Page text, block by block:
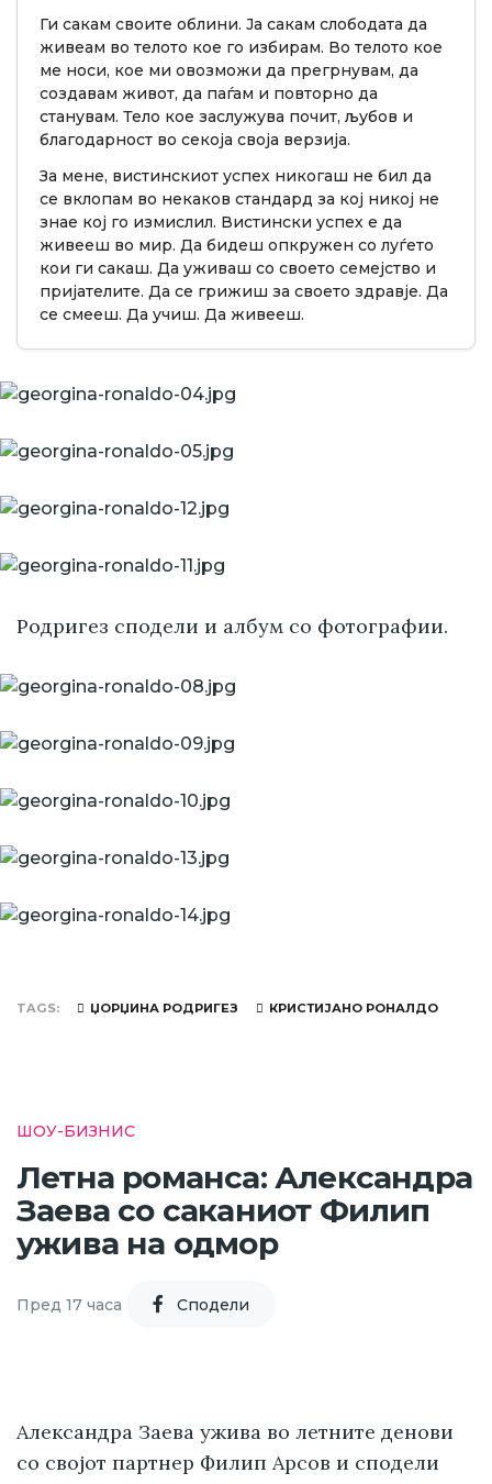
Ги сакам своите облини. Ја сакам слободата да
живеам во телото кое го избирам. Во телото кое
ме носи, кое ми овозможи да прегрнувам, да
создавам живот, да паѓам и повторно да
станувам. Тело кое заслужува почит, љубов и
благодарност во секоја своја верзија.
За мене, вистинскиот успех никогаш не бил да
се вклопам во некаков стандард за кој никој не
знае кој го измислил. Вистински успех е да
живееш во мир. Да бидеш опкружен со луѓето
кои ги сакаш. Да уживаш со своето семејство и
пријателите. Да се грижиш за своето здравје. Да
се смееш. Да учиш. Да живееш.
Родригез сподели и албум со фотографии.
TAGS ЏОРЏИНА РОДРИГЕЗ КРИСТИЈАНО РОНАЛДО
ШОУ-БИЗНИС
Летна романса: Александра
Заева со саканиот Филип
ужива на одмор
Пред 17 часа Cподели
Александра Заева ужива во летните денови
со својот партнер Филип Арсов и сподели